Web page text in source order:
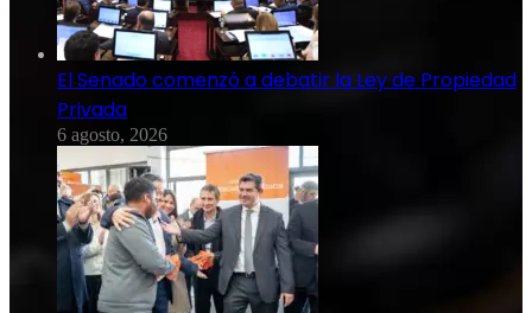
El Senado comenzó a debatir la Ley de Propiedad
Privada
6 agosto, 2026